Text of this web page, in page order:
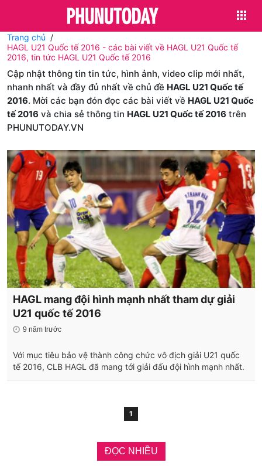
Trang chủ
HAGL U21 Quốc tế 2016 - các bài viết về HAGL U21 Quốc tế
2016, tin tức HAGL U21 Quốc tế 2016
Cập nhật thông tin tin tức, hình ảnh, video clip mới nhất,
nhanh nhất và đầy đủ nhất về chủ đề HAGL U21 Quốc tế
2016. Mời các bạn đón đọc các bài viết về HAGL U21 Quốc
tế 2016 và chia sẻ thông tin HAGL U21 Quốc tế 2016 trên
PHUNUTODAY.VN
HAGL mang đội hình mạnh nhất tham dự giải
U21 quốc tế 2016
9 năm trước
Với mục tiêu bảo vệ thành công chức vô địch giải U21 quốc
tế 2016, CLB HAGL đã mang tới giải đấu đội hình mạnh nhất.
1
ĐỌC NHIỀU